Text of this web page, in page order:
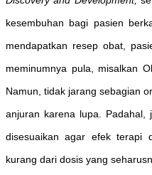
kesembuhan bagi pasien
mendapatkan resep obat,
meminumnya pula, misalkan
Namun, tidak jarang sebagian
anjuran karena lupa. Padahal,
disesuaikan agar efek terapi
kurang dari dosis yang